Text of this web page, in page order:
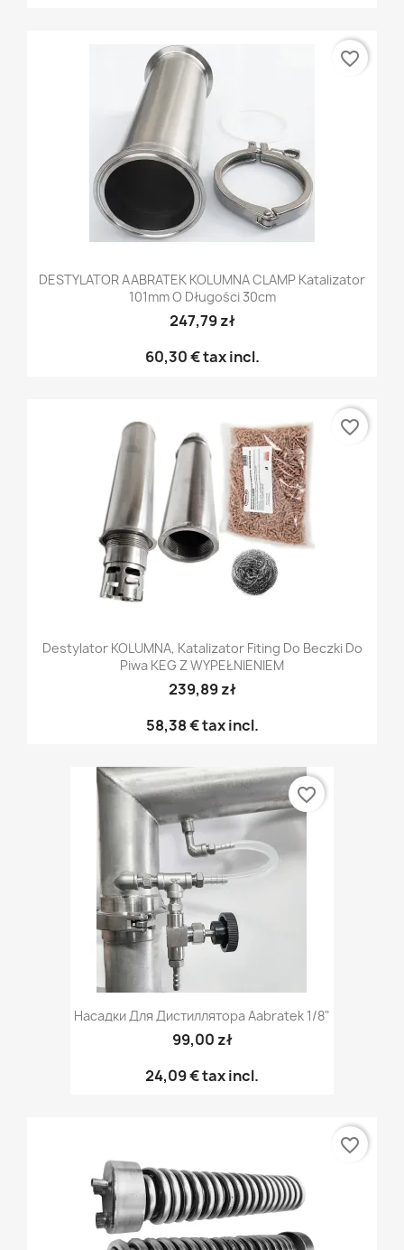
DESTYLATOR AABRATEK KOLUMNA CLAMP Katalizator
101mm O Długości 30cm
247,79 zł
60,30 €tax incl.
favorite_border
Destylator KOLUMNA, Katalizator Fiting Do Beczki Do
Piwa KEG Z WYPEŁNIENIEM
239,89 zł
58,38 €tax incl.
favorite_border
Насадки Для Дистиллятора Aabratek 1/8"
99,00 zł
24,09 €tax incl.
favorite_border
favorite_border